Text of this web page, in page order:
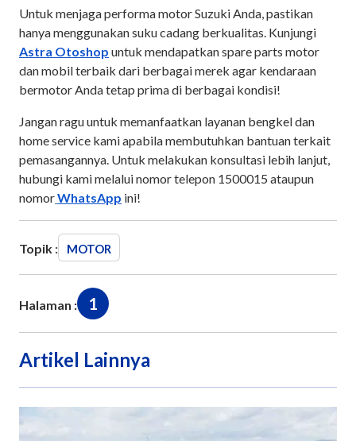
Untuk menjaga performa motor Suzuki Anda, pastikan
hanya menggunakan suku cadang berkualitas. Kunjungi
Astra Otoshop untuk mendapatkan spare parts motor
dan mobil terbaik dari berbagai merek agar kendaraan
bermotor Anda tetap prima di berbagai kondisi!
Jangan ragu untuk memanfaatkan layanan bengkel dan
home service kami apabila membutuhkan bantuan terkait
pemasangannya. Untuk melakukan konsultasi lebih lanjut,
hubungi kami melalui nomor telepon 1500015 ataupun
nomorWhatsApp ini!
Topik : MOTOR
Halaman : 1
Artikel Lainnya